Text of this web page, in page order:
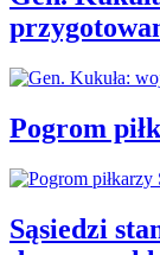
Pogrom
Sąsiedzi